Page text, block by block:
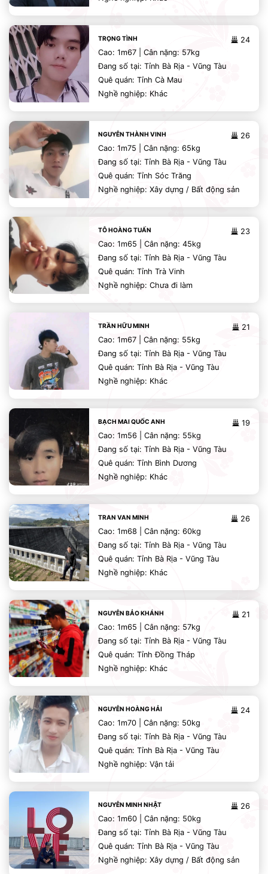
24
TRỌNG TÌNH
Cao: 1m67 | Cân nặng: 57kg
Đang số tại: Tỉnh Bà Rịa - Vũng Tàu
Quê quán: Tỉnh Cà Mau
Nghề nghiệp: Khác
26
NGUYỄN THÀNH VINH
Cao: 1m75 | Cân nặng: 65kg
Đang số tại: Tỉnh Bà Rịa - Vũng Tàu
Quê quán: Tỉnh Sóc Trăng
Nghề nghiệp: Xây dựng / Bất động sản
23
TÔ HOÀNG TUẤN
Cao: 1m65 | Cân nặng: 45kg
Đang số tại: Tỉnh Bà Rịa - Vũng Tàu
Quê quán: Tỉnh Trà Vinh
Nghề nghiệp: Chưa đi làm
21
TRẦN HỮU MINH
Cao: 1m67 | Cân nặng: 55kg
Đang số tại: Tỉnh Bà Rịa - Vũng Tàu
Quê quán: Tỉnh Bà Rịa - Vũng Tàu
Nghề nghiệp: Khác
19
BẠCH MAI QUỐC ANH
Cao: 1m56 | Cân nặng: 55kg
Đang số tại: Tỉnh Bà Rịa - Vũng Tàu
Quê quán: Tỉnh Bình Dương
Nghề nghiệp: Khác
26
TRAN VAN MINH
Cao: 1m68 | Cân nặng: 60kg
Đang số tại: Tỉnh Bà Rịa - Vũng Tàu
Quê quán: Tỉnh Bà Rịa - Vũng Tàu
Nghề nghiệp: Khác
21
NGUYỄN BẢO KHÁNH
Cao: 1m65 | Cân nặng: 57kg
Đang số tại: Tỉnh Bà Rịa - Vũng Tàu
Quê quán: Tỉnh Đồng Tháp
Nghề nghiệp: Khác
24
NGUYỄN HOÀNG HẢI
Cao: 1m70 | Cân nặng: 50kg
Đang số tại: Tỉnh Bà Rịa - Vũng Tàu
Quê quán: Tỉnh Bà Rịa - Vũng Tàu
Nghề nghiệp: Vận tải
26
NGUYỄN MINH NHẬT
Cao: 1m60 | Cân nặng: 50kg
Đang số tại: Tỉnh Bà Rịa - Vũng Tàu
Quê quán: Tỉnh Bà Rịa - Vũng Tàu
Nghề nghiệp: Xây dựng / Bất động sản